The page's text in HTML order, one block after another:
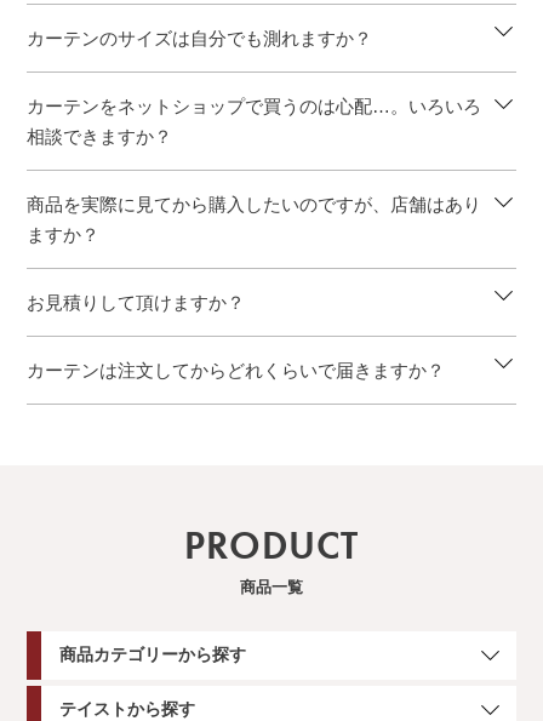
カーテンのサイズは自分でも測れますか？
カーテンをネットショップで買うのは心配…。いろいろ
相談できますか？
商品を実際に見てから購入したいのですが、店舗はあり
ますか？
お見積りして頂けますか？
カーテンは注文してからどれくらいで届きますか？
PRODUCT
商品一覧
商品カテゴリーから探す
テイストから探す